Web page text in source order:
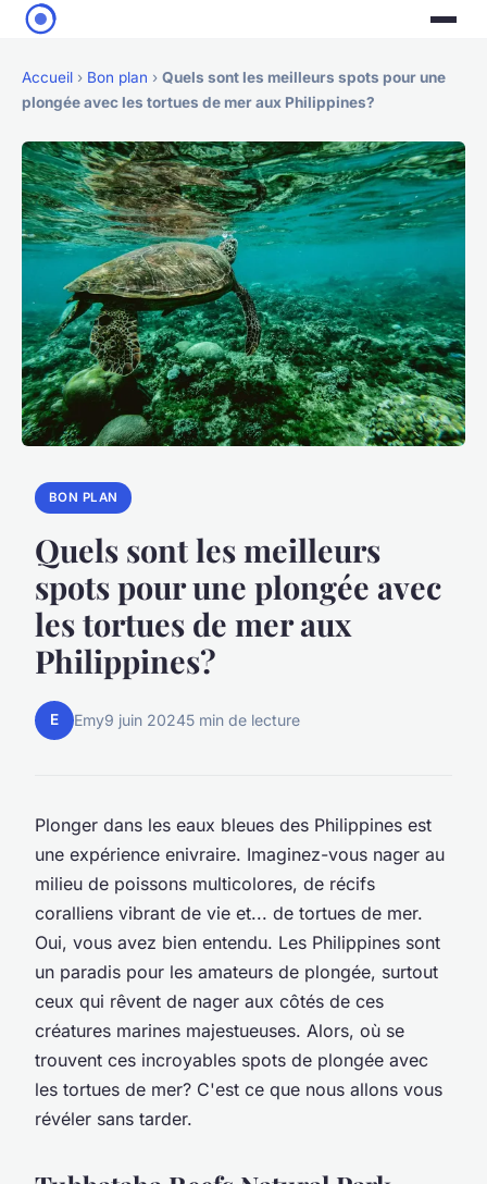
Accueil › Bon plan › Quels sont les meilleurs spots pour une
plongée avec les tortues de mer aux Philippines?
BON PLAN
Quels sont les meilleurs
spots pour une plongée avec
les tortues de mer aux
Philippines?
E Emy9 juin 20245 min de lecture
Plonger dans les eaux bleues des Philippines est
une expérience enivraire. Imaginez-vous nager au
milieu de poissons multicolores, de récifs
coralliens vibrant de vie et... de tortues de mer.
Oui, vous avez bien entendu. Les Philippines sont
un paradis pour les amateurs de plongée, surtout
ceux qui rêvent de nager aux côtés de ces
créatures marines majestueuses. Alors, où se
trouvent ces incroyables spots de plongée avec
les tortues de mer? C'est ce que nous allons vous
révéler sans tarder.